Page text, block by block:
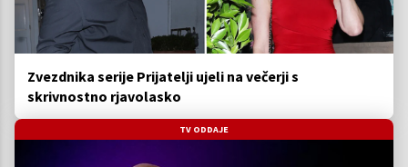
Zvezdnika serije Prijatelji ujeli na večerji s
skrivnostno rjavolasko
TV ODDAJE